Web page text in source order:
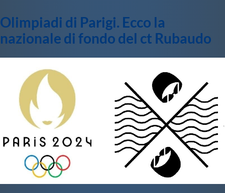
Olimpiadi di Parigi. Ecco la
nazionale di fondo del ct Rubaudo